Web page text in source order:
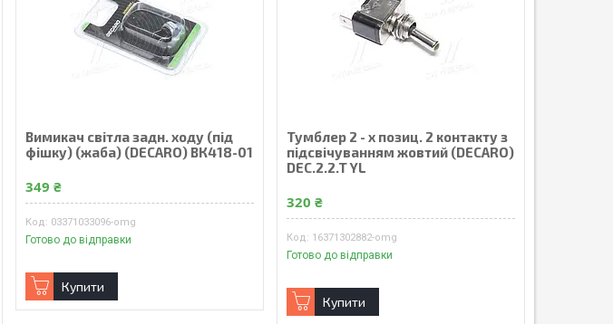
Вимикач світла задн. ходу (під
фішку) (жаба) (DECARO) ВК418-01
349 ₴
03371033096-omg
Готово до відправки
Купити
Тумблер 2 - х позиц. 2 контакту з
підсвічуванням жовтий (DECARO)
DEC.2.2.T YL
320 ₴
16371302882-omg
Готово до відправки
Купити